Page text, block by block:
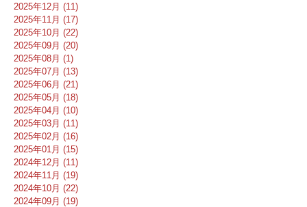
2025年12月 (11)
2025年11月 (17)
2025年10月 (22)
2025年09月 (20)
2025年08月 (1)
2025年07月 (13)
2025年06月 (21)
2025年05月 (18)
2025年04月 (10)
2025年03月 (11)
2025年02月 (16)
2025年01月 (15)
2024年12月 (11)
2024年11月 (19)
2024年10月 (22)
2024年09月 (19)